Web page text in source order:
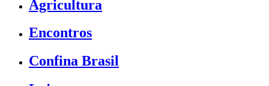
Agricultura
Encontros
Confina Brasil